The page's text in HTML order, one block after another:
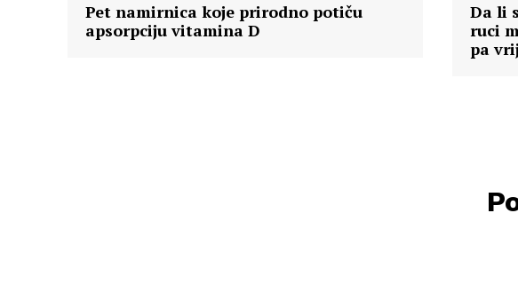
Pet namirnica koje prirodno potiču
apsorpciju vitamina D
Da li
ruci
pa